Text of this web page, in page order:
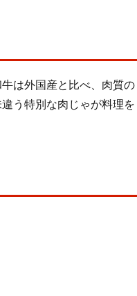
は外国産と比べ、肉質の
う特別な肉じゃが料理を